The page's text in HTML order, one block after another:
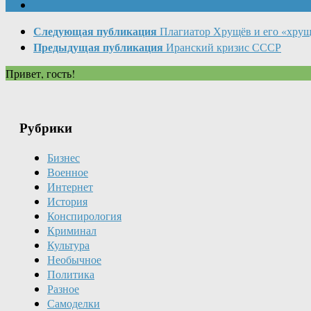
Следующая публикация Плагиатор Хрущёв и его
Предыдущая публикация Иранский кризис СССР
Привет, гость!
Рубрики
Бизнес
Военное
Интернет
История
Конспирология
Криминал
Культура
Необычное
Политика
Разное
Самоделки